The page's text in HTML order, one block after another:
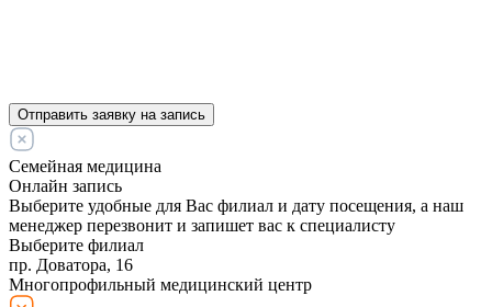
Отправить заявку на запись
Семейная медицина
Онлайн запись
Выберите удобные для Вас филиал и дату посещения, а наш
менеджер перезвонит и запишет вас к специалисту
Выберите филиал
пр. Доватора, 16
Многопрофильный медицинский центр